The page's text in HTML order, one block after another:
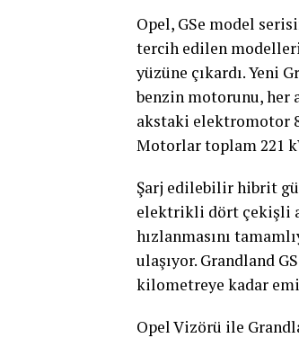
Opel, GSe model
tercih edilen
yüzüne çıkardı. Yeni
benzin motorunu,
akstaki elektromotor
Motorlar toplam 221
Şarj edilebilir hibrit
elektrikli dört çekişli
hızlanmasını
ulaşıyor. Grandland
kilometreye kadar
Opel Vizörü ile